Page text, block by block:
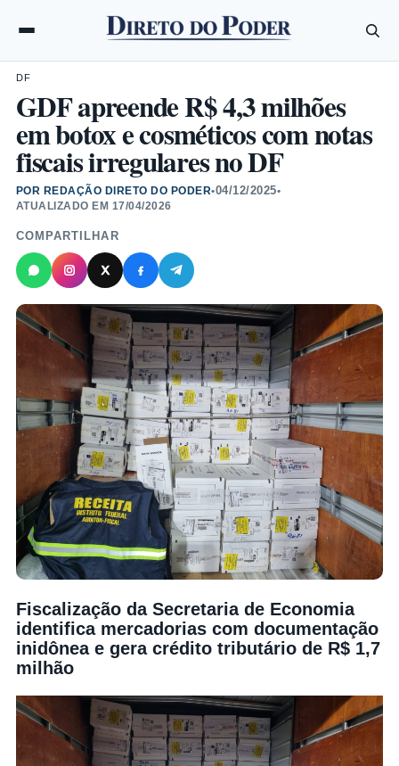
DF
GDF apreende R$ 4,3 milhões
em botox e cosméticos com notas
fiscais irregulares no DF
POR REDAÇÃO DIRETO DO PODER•04/12/2025•
ATUALIZADO EM 17/04/2026
COMPARTILHAR
Fiscalização da Secretaria de Economia
identifica mercadorias com documentação
inidônea e gera crédito tributário de R$ 1,7
milhão